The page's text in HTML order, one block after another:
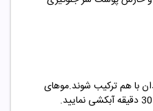
و اکسیدان با هم ترکیب شوند.موهای